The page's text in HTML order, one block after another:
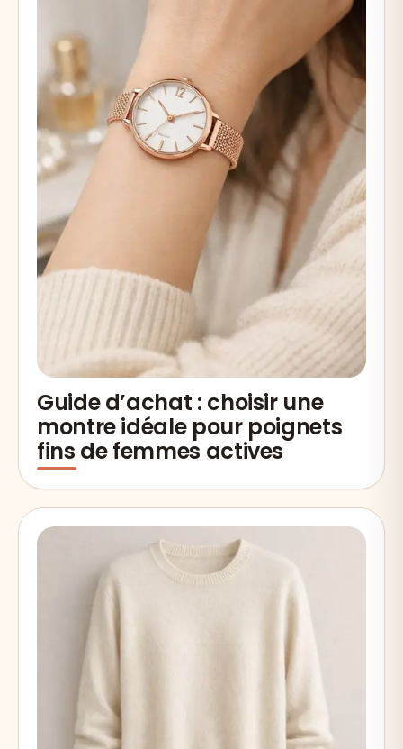
Guide d’achat : choisir une
montre idéale pour poignets
fins de femmes actives